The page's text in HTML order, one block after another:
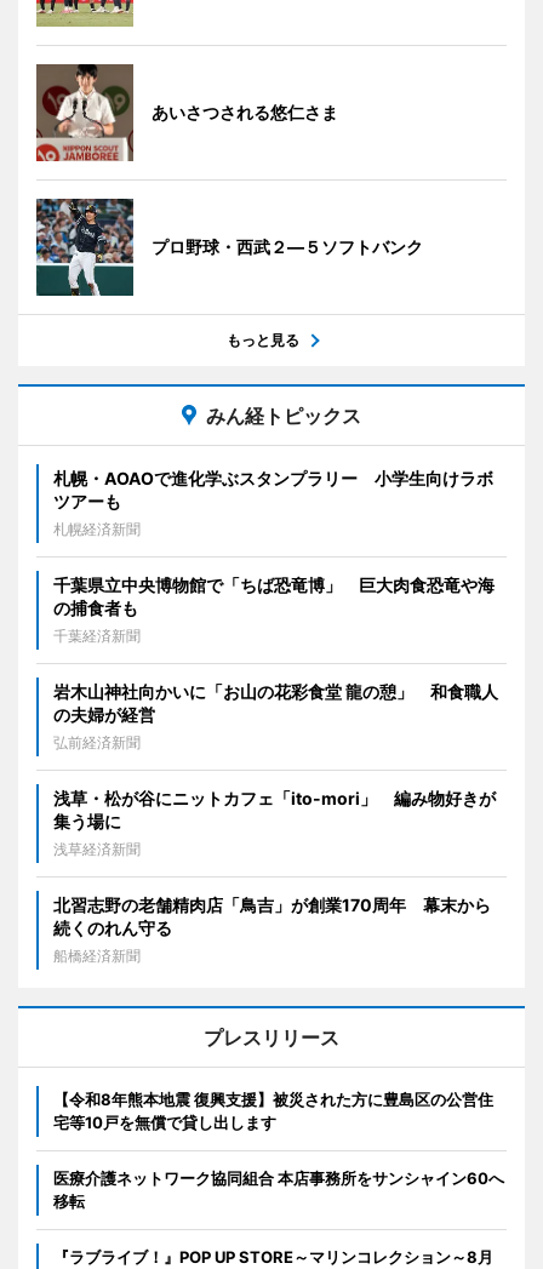
あいさつされる悠仁さま
プロ野球・西武２―５ソフトバンク
もっと見る
みん経トピックス
札幌・AOAOで進化学ぶスタンプラリー 小学生向けラボ
ツアーも
札幌経済新聞
千葉県立中央博物館で「ちば恐竜博」 巨大肉食恐竜や海
の捕食者も
千葉経済新聞
岩木山神社向かいに「お山の花彩食堂 龍の憩」 和食職人
の夫婦が経営
弘前経済新聞
浅草・松が谷にニットカフェ「ito-mori」 編み物好きが
集う場に
浅草経済新聞
北習志野の老舗精肉店「鳥吉」が創業170周年 幕末から
続くのれん守る
船橋経済新聞
プレスリリース
【令和8年熊本地震 復興支援】被災された方に豊島区の公営住
宅等10戸を無償で貸し出します
医療介護ネットワーク協同組合 本店事務所をサンシャイン60へ
移転
『ラブライブ！』POP UP STORE～マリンコレクション～8月